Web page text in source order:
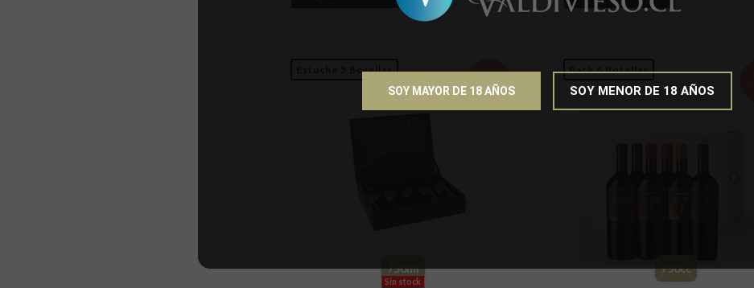
Estuche 5 Botellas
22%
DCTO
750ml
Sin stock
Pack 6 Botellas
750cc
SOY MAYOR DE 18 AÑOS SOY MENOR DE 18 AÑOS